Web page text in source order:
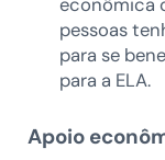
pessoas
para se
para a ELA.
Apoio